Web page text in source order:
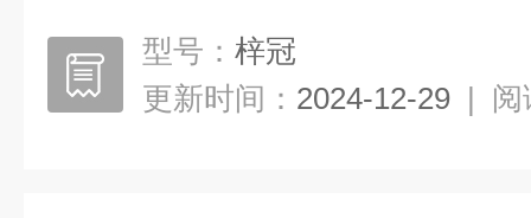
型号： 梓冠
更新时间： 2024-12-29 | 阅